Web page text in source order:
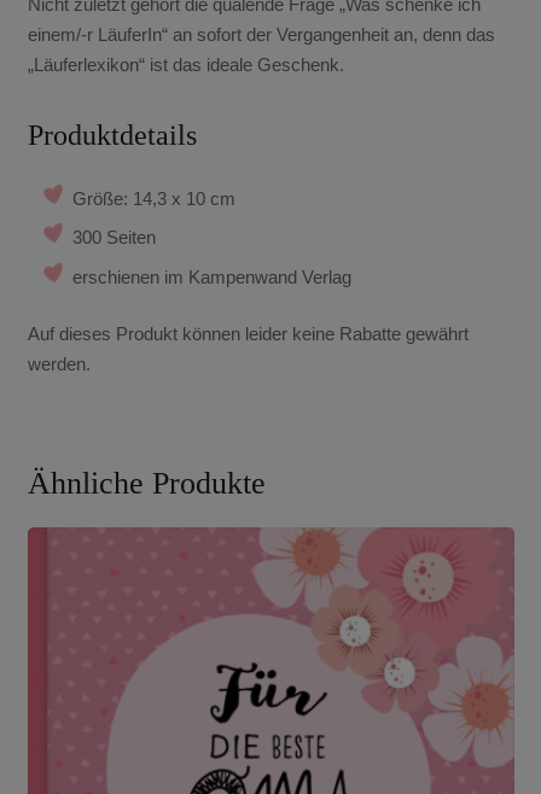
Nicht zuletzt gehört die quälende Frage „Was schenke ich
einem/-r LäuferIn“ an sofort der Vergangenheit an, denn das
„Läuferlexikon“ ist das ideale Geschenk.
Produktdetails
Größe: 14,3 x 10 cm
300 Seiten
erschienen im Kampenwand Verlag
Auf dieses Produkt können leider keine Rabatte gewährt
werden.
Ähnliche Produkte